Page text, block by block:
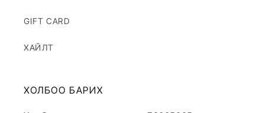
GIFT CARD
ХАЙЛТ
ХОЛБОО БАРИХ